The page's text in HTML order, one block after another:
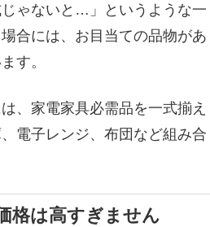
ゃないと…」というような一
合には、お目当ての品物があ
す。
、家電家具必需品を一式揃え
電子レンジ、布団など組み合
格は高すぎません